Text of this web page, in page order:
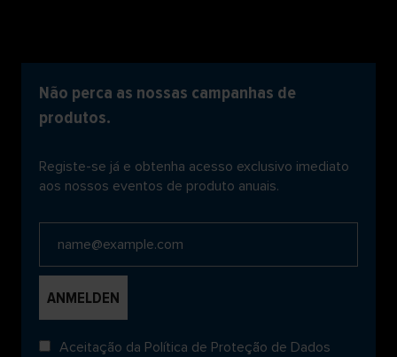
Não perca as nossas campanhas de
produtos.
Registe-se já e obtenha acesso exclusivo imediato
aos nossos eventos de produto anuais.
Aceitação da Política de Proteção de Dados